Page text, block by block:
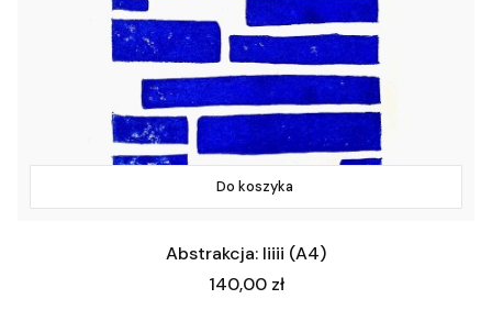
Do koszyka
Abstrakcja: Iiiii (A4)
Cena
140,00 zł